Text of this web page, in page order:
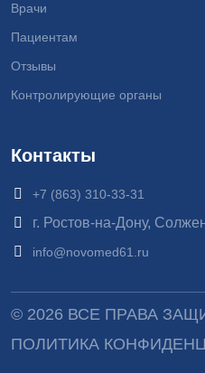
Врачи
Пациентам
Отзывы
Контролирующие органы
Контакты
+7 (863) 310-33-31
г. Ростов-на-Дону,
info@novomed61.ru
© 2026 ВСЕ ПРАВА
ПОЛИТИКА